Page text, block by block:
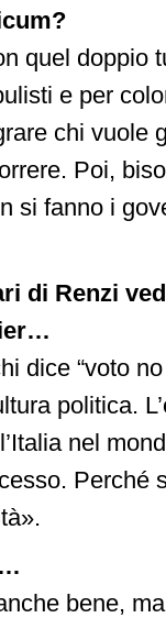
quel doppio
e per
chi vuole
Poi,
si fanno i
di Renzi
dice “voto
politica.
nel
Perché
bene,